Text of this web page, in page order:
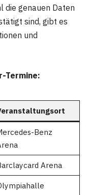
die genauen Daten
sind, gibt es
und
Termine:
Benz
Arena